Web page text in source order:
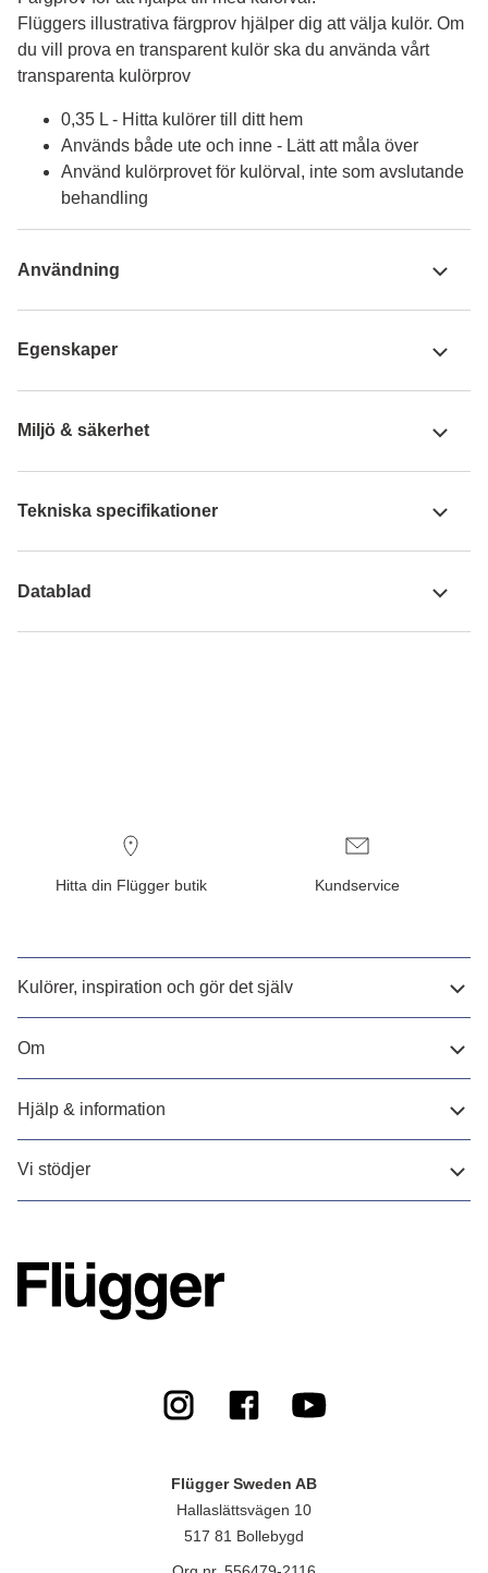
Flüggers illustrativa färgprov hjälper dig att välja kulör. Om
du vill prova en transparent kulör ska du använda vårt
transparenta kulörprov
0,35 L - Hitta kulörer till ditt hem
Används både ute och inne - Lätt att måla över
Använd kulörprovet för kulörval, inte som avslutande
behandling
Användning
Egenskaper
Miljö & säkerhet
Tekniska specifikationer
Datablad
Hitta din Flügger butik Kundservice
Kulörer, inspiration och gör det själv
Om
Hjälp & information
Vi stödjer
Flügger Sweden AB
Hallaslättsvägen 10
517 81 Bollebygd